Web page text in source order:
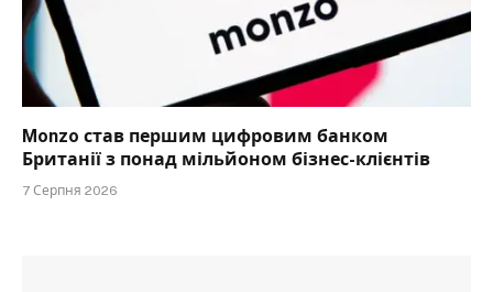
Monzo став першим цифровим банком
Британії з понад мільйоном бізнес-клієнтів
7 Серпня 2026